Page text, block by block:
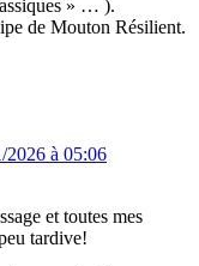
» … ).
de Mouton Résilient.
2026 à 05:06
et toutes mes
tardive!